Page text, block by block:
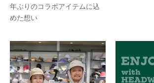
年ぶりのコラボアイテムに込
めた想い